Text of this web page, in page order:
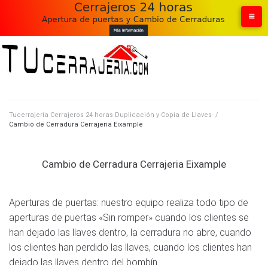
content
Tucerrajeria Cerrajeros 24 horas Duplicación y Copia de Llaves /
Cambio de Cerradura Cerrajeria Eixample
Cambio de Cerradura Cerrajeria Eixample
Aperturas de puertas: nuestro equipo realiza todo tipo de
aperturas de puertas «Sin romper» cuando los clientes se
han dejado las llaves dentro, la cerradura no abre, cuando
los clientes han perdido las llaves, cuando los clientes han
dejado las llaves dentro del bombín.